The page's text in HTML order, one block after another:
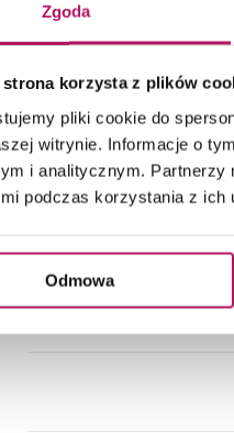
Zgoda
strona korzysta z plików
pliki cookie do
witrynie. Informacje o
i analitycznym. Partnerzy
podczas korzystania z ich
Odmowa